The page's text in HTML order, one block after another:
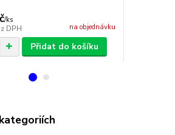
/ks
DPH na objednávku
Přidat do košíku